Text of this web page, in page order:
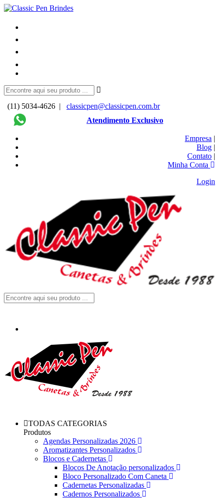
(11) 5034-4626 |
classicpen@classicpen.com.br
Atendimento Exclusivo
Empresa |
Blog |
Contato |
Minha Conta
Login
TODAS CATEGORIAS
Produtos
Agendas Personalizadas 2026
Aromatizantes Personalizados
Blocos e Cadernetas
Blocos De Anotação personalizados
Bloco Personalizado Com Caneta
Cadernetas Personalizadas
Cadernos Personalizados